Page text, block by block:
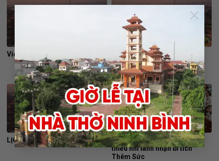
×
Video Vũ Điệu Giáng Sinh Về
Video Giáng Sinh Thiên Thần
Hát
LỊCH SỬ NGÀY LỄ NOEL
Giáo xứ Ninh Bình: 102 em
thiếu nhi lãnh nhận bí tích
Thêm Sức